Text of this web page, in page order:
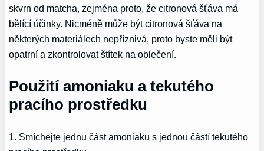
skvrn od matcha, zejména proto, že citronová šťáva má
bělící účinky. Nicméně může být citronová šťáva na
některých materiálech nepříznivá, proto byste měli být
opatrní a zkontrolovat štítek na oblečení.
Použití amoniaku a tekutého
pracího prostředku
1. Smíchejte jednu část amoniaku s jednou částí tekutého